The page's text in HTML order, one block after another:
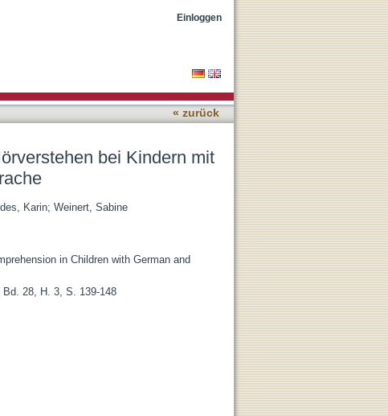
Einloggen
« zurück
bei Kindern mit
Karin; Weinert, Sabine
in Children with German and
28, H. 3, S. 139-148